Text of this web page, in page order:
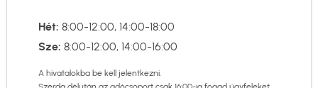
Hét: 8:00-12:00, 14:00-18:00
Sze: 8:00-12:00, 14:00-16:00
A hivatalokba be kell jelentkezni.